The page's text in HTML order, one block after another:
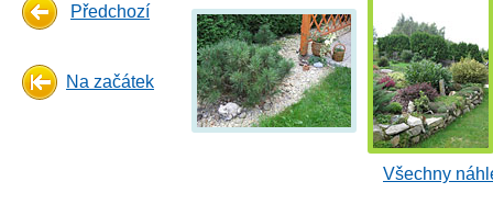
Předchozí
Na začátek
Všechny